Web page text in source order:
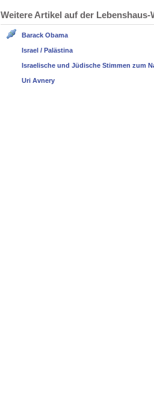
Weitere Artikel auf der
Barack Obama
Israel / Palästina
Israelische und Jüdische Stimmen zum
Uri Avnery